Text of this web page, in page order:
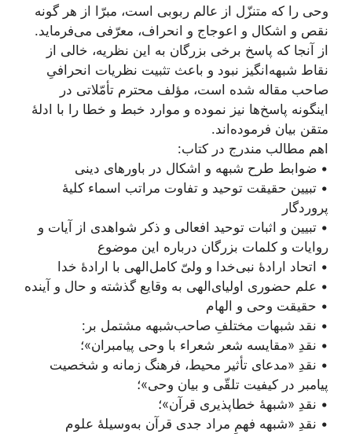
وحی را که متنزّل از عالم ربوبی است، مبرّا از هر گونه
نقص و اشکال و اعوجاج و انحراف، معرّفی می‌فرماید.
از آنجا که پاسخ برخی بزرگان به این نظریه، خالی از
نقاط‌ شبهه‌انگیز نبود و باعث تثبیت نظریات انحرافیِ
صاحب مقاله شده است، مؤلف محترم تأمّلاتی در
اینگونه پاسخ‌ها نیز نموده‌ و موارد خبط و خطا را با ادلۀ
متقن بیان فرموده‌اند.
اهم مطالب مندرج در کتاب:
• ضوابط طرح شبهه و اشکال در باورهای دینی
• تبیین حقیقت توحید و تفاوت مراتب اسماء کلیۀ
پروردگار
• تبیین و اثبات توحید افعالی و ذکر شواهدی از آیات و
روایات و کلمات بزرگان درباره این موضوع
• اتحاد ارادۀ نبی‌خدا و ولیّ کامل‌الهی با ارادۀ خدا
• علم حضوری اولیای‌الهی به وقایع گذشته و حال و آینده
• حقیقت وحی و الهام
• نقد شبهات مختلفِ صاحب‌شبهه مشتمل بر:
• نقدِ «مقایسه شعر شعراء با وحی پیامبران»؛
• نقدِ «مدعای تأثیر محیط، فرهنگ زمانه و شخصیت
پیامبر در کیفیت تلقّی و بیان وحی»؛
• نقدِ «شبهۀ خطاپذیری قرآن»؛‌
• نقدِ «شبهه فهمِ مراد جدی قرآن به‌وسیلۀ علوم